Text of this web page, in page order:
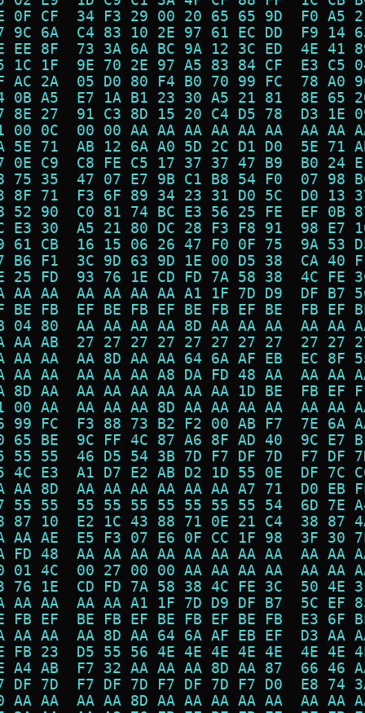
0F CF  34 F3 29 00 20 65 65 9D  F0
9C 6A  C4 83 10 2E 97 61 EC DD  F9
EE 8F  73 3A 6A BC 9A 12 3C ED  4E
1C 1F  9E 70 2E 97 A5 83 84 CF  E3
AC 2A  05 D0 80 F4 B0 70 99 FC  78
0B A5  E7 1A B1 23 30 A5 21 81  8E
8E 27  91 C3 8D 15 20 C4 D5 78  D3
00 0C  00 00 AA AA AA AA AA AA  AA
5E 71  AB 12 6A A0 5D 2C D1 D0  5E
0E C9  C8 FE C5 17 37 37 47 B9  B0
75 35  47 07 E7 9B C1 B8 54 F0  07
8F 71  F3 6F 89 34 23 31 D0 5C  D0
52 90  C0 81 74 BC E3 56 25 FE  EF
E3 30  A5 21 80 DC 28 F3 F8 91  98
61 CB  16 15 06 26 47 F0 0F 75  9A
B6 F1  3C 9D 63 9D 1E 00 D5 38  CA
25 FD  93 76 1E CD FD 7A 58 38  4C
AA AA  AA AA AA AA A1 1F 7D D9  DF
BE FB  EF BE FB EF BE FB EF BE  FB
04 80  AA AA AA AA 8D AA AA AA  AA
AA AB  27 27 27 27 27 27 27 27  27
AA AA  AA 8D AA AA 64 6A AF EB  EC
AA AA  AA AA AA A8 DA FD 48 AA  AA
8D AA  AA AA AA AA AA AA 1D BE  FB
00 AA  AA AA AA 8D AA AA AA AA  AA
99 FC  F3 88 73 B2 F2 00 AB F7  7E
65 BE  9C FF 4C 87 A6 8F AD 40  9C
55 55  46 D5 54 3B 7D F7 DF 7D  F7
4C E3  A1 D7 E2 AB D2 1D 55 0E  DF
AA 8D  AA AA AA AA AA AA A7 71  D0
55 55  55 55 55 55 55 55 55 54  6D
87 10  E2 1C 43 88 71 0E 21 C4  38
AA AE  E5 F3 07 E6 0F CC 1F 98  3F
FD 48  AA AA AA AA AA AA AA AA  AA
01 4C  00 27 00 00 AA AA AA AA  AA
76 1E  CD FD 7A 58 38 4C FE 3C  50
AA AA  AA AA A1 1F 7D D9 DF B7  5C
FB EF  BE FB EF BE FB EF BE FB  E3
AA AA  AA 8D AA 64 6A AF EB EF  D3
FB 23  D5 55 56 4E 4E 4E 4E 4E  4E
A4 AB  F7 32 AA AA AA 8D AA 87  66
DF 7D  F7 DF 7D F7 DF 7D F7 D0  E8
AA AA  AA AA 8D AA AA AA AA AA  AA